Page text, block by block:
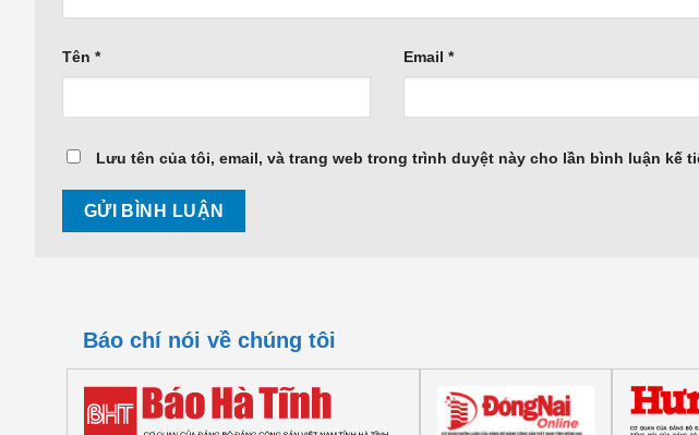
Tên * Email*
Lưu tên của tôi, email, và trang web trong trình duyệt này cho lần bình luận kế
Báo chí nói về chúng tôi